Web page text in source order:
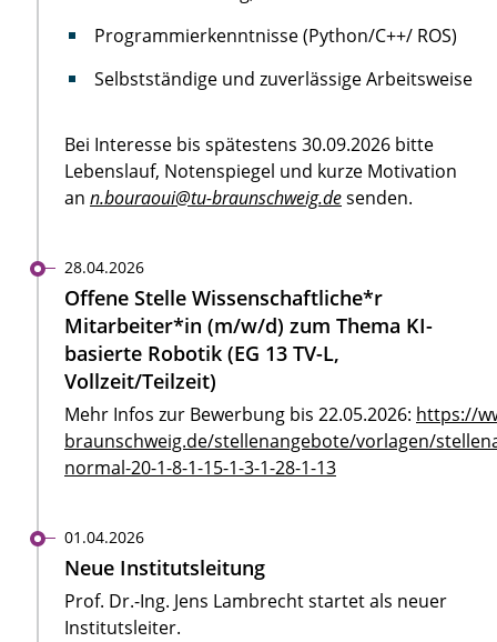
Programmierkenntnisse (Python/C++/ ROS)
Selbstständige und zuverlässige Arbeitsweise
Bei Interesse bis spätestens 30.09.2026 bitte
Lebenslauf, Notenspiegel und kurze Motivation
an n.bouraoui@tu-braunschweig.desenden.
28.04.2026
Offene Stelle Wissenschaftliche*r
Mitarbeiter*in (m/w/d) zum Thema KI-
basierte Robotik (EG 13 TV-L,
Vollzeit/Teilzeit)
Mehr Infos zur Bewerbung bis 22.05.2026: https://
braunschweig.de/stellenangebote/vorlagen/
normal-20-1-8-1-15-1-3-1-28-1-13
01.04.2026
Neue Institutsleitung
Prof. Dr.-Ing. Jens Lambrecht startet als neuer
Institutsleiter.